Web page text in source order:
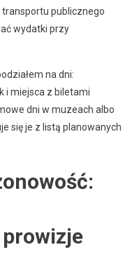
publicznego
wydatki przy
na dni:
i miejsca z biletami
dni w muzeach albo
się je z listą planowanych